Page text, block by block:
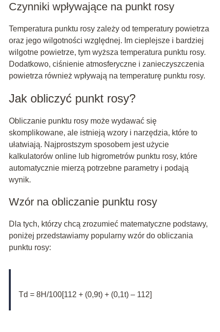
Czynniki wpływające na punkt rosy
Temperatura punktu rosy zależy od temperatury powietrza
oraz jego wilgotności względnej. Im cieplejsze i bardziej
wilgotne powietrze, tym wyższa temperatura punktu rosy.
Dodatkowo, ciśnienie atmosferyczne i zanieczyszczenia
powietrza również wpływają na temperaturę punktu rosy.
Jak obliczyć punkt rosy?
Obliczanie punktu rosy może wydawać się
skomplikowane, ale istnieją wzory i narzędzia, które to
ułatwiają. Najprostszym sposobem jest użycie
kalkulatorów online lub higrometrów punktu rosy, które
automatycznie mierzą potrzebne parametry i podają
wynik.
Wzór na obliczanie punktu rosy
Dla tych, którzy chcą zrozumieć matematyczne podstawy,
poniżej przedstawiamy popularny wzór do obliczania
punktu rosy:
Td = 8H/100[112 + (0,9t) + (0,1t) – 112]